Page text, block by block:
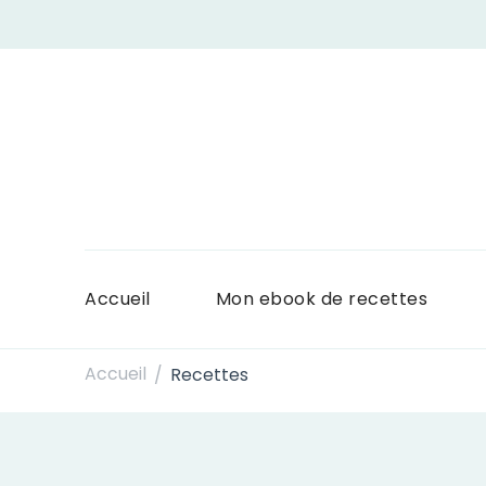
Accueil Mon ebook de recettes
Accueil / Recettes